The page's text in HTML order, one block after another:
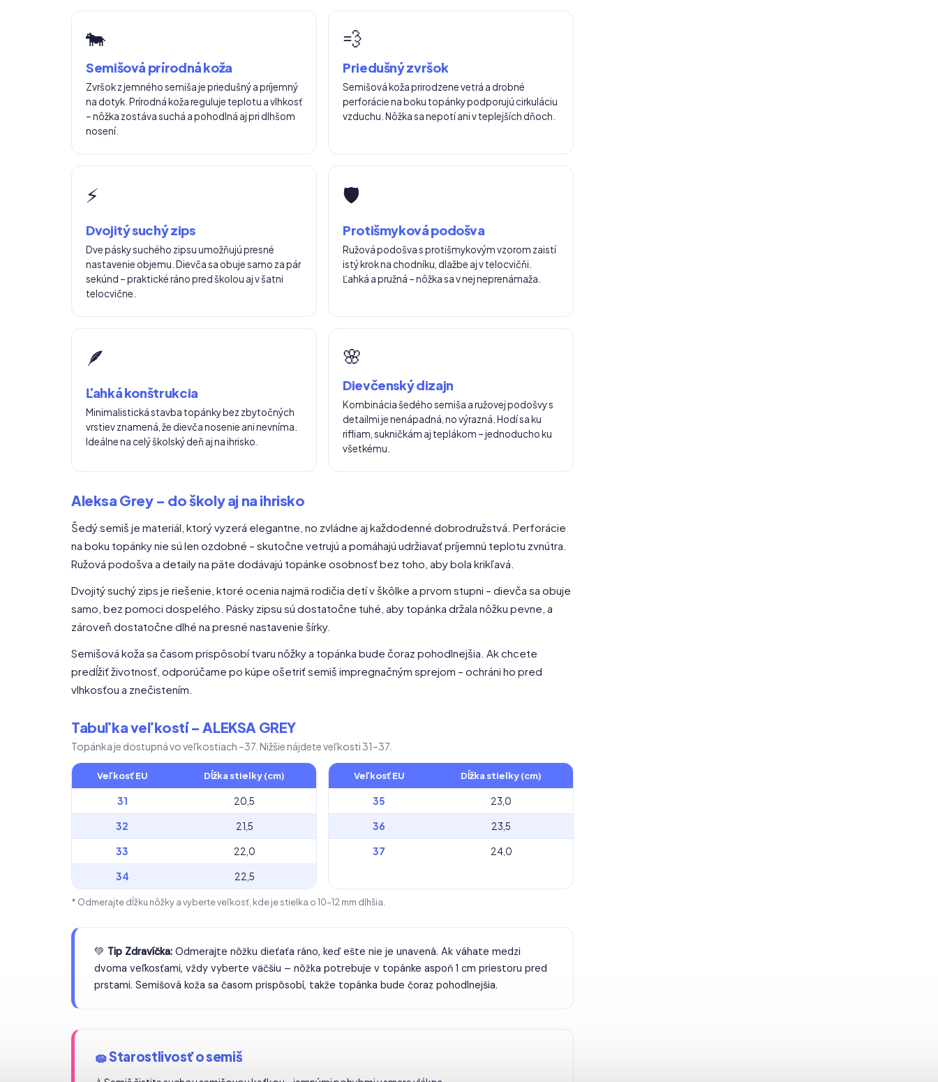
🐄
Semišová prírodná koža
Zvršok z jemného semiša je priedušný a príjemný
na dotyk. Prírodná koža reguluje teplotu a vlhkosť
– nôžka zostáva suchá a pohodlná aj pri dlhšom
nosení.
💨
Priedušný zvršok
Semišová koža prirodzene vetrá a drobné
perforácie na boku topánky podporujú cirkuláciu
vzduchu. Nôžka sa nepotí ani v teplejších dňoch.
⚡
Dvojitý suchý zips
Dve pásky suchého zipsu umožňujú presné
nastavenie objemu. Dievča sa obuje samo za pár
sekúnd – praktické ráno pred školou aj v šatni
telocvične.
🛡️
Protišmyková podošva
Ružová podošva s protišmykovým vzorom zaistí
istý krok na chodníku, dlažbe aj v telocvičňi.
Ľahká a pružná – nôžka sa v nej neprenámaža.
🪶
Ľahká konštrukcia
Minimalistická stavba topánky bez zbytočných
vrstiev znamená, že dievča nosenie ani nevníma.
Ideálne na celý školský deň aj na ihrisko.
🌸
Dievčenský dizajn
Kombinácia šedého semiša a ružovej podošvy s
detailmi je nenápadná, no výrazná. Hodí sa ku
rifliam, sukničkám aj teplákom – jednoducho ku
všetkému.
Aleksa Grey – do školy aj na ihrisko
Šedý semiš je materiál, ktorý vyzerá elegantne, no zvládne aj každodenné dobrodružstvá. Perforácie
na boku topánky nie sú len ozdobné – skutočne vetrujú a pomáhajú udržiavať príjemnú teplotu zvnútra.
Ružová podošva a detaily na päte dodávajú topánke osobnosť bez toho, aby bola krikľavá.
Dvojitý suchý zips je riešenie, ktoré ocenia najmä rodičia detí v škôlke a prvom stupni – dievča sa obuje
samo, bez pomoci dospelého. Pásky zipsu sú dostatočne tuhé, aby topánka držala nôžku pevne, a
zároveň dostatočne dlhé na presné nastavenie šírky.
Semišová koža sa časom prispôsobí tvaru nôžky a topánka bude čoraz pohodlnejšia. Ak chcete
predĺžiť životnosť, odporúčame po kúpe ošetriť semiš impregnačným sprejom – ochráni ho pred
vlhkosťou a znečistením.
Tabuľka veľkostí – ALEKSA GREY
Topánka je dostupná vo veľkostiach –37. Nižšie nájdete veľkosti 31–37.
Veľkosť EU Dĺžka stielky (cm)
31 20,5
32 21,5
33 22,0
34 22,5
Veľkosť EU Dĺžka stielky (cm)
35 23,0
36 23,5
37 24,0
* Odmerajte dĺžku nôžky a vyberte veľkosť, kde je stielka o 10–12 mm dlhšia.
💚 Tip Zdravíčka: Odmerajte nôžku dieťaťa ráno, keď ešte nie je unavená. Ak váhate medzi
dvoma veľkosťami, vždy vyberte väčšiu – nôžka potrebuje v topánke aspoň 1 cm priestoru pred
prstami. Semišová koža sa časom prispôsobí, takže topánka bude čoraz pohodlnejšia.
🧽 Starostlivosť o semiš